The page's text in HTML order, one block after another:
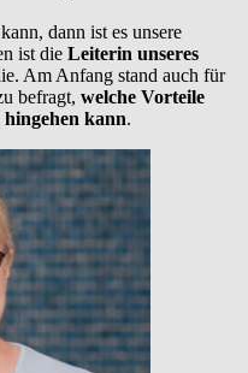
dann ist es unsere
ist die Leiterin unseres
Am Anfang stand auch für
befragt, welche Vorteile
hingehen kann.